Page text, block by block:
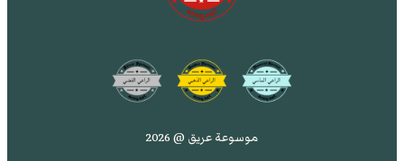
موسوعة عريق @ 2026